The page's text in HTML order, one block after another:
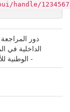
handle/
دور
الداخلية في
الوطنية للأشغال الأباربحاسي مسعود2013 -